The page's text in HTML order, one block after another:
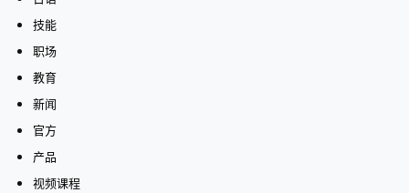
技能
职场
教育
新闻
官方
产品
视频课程